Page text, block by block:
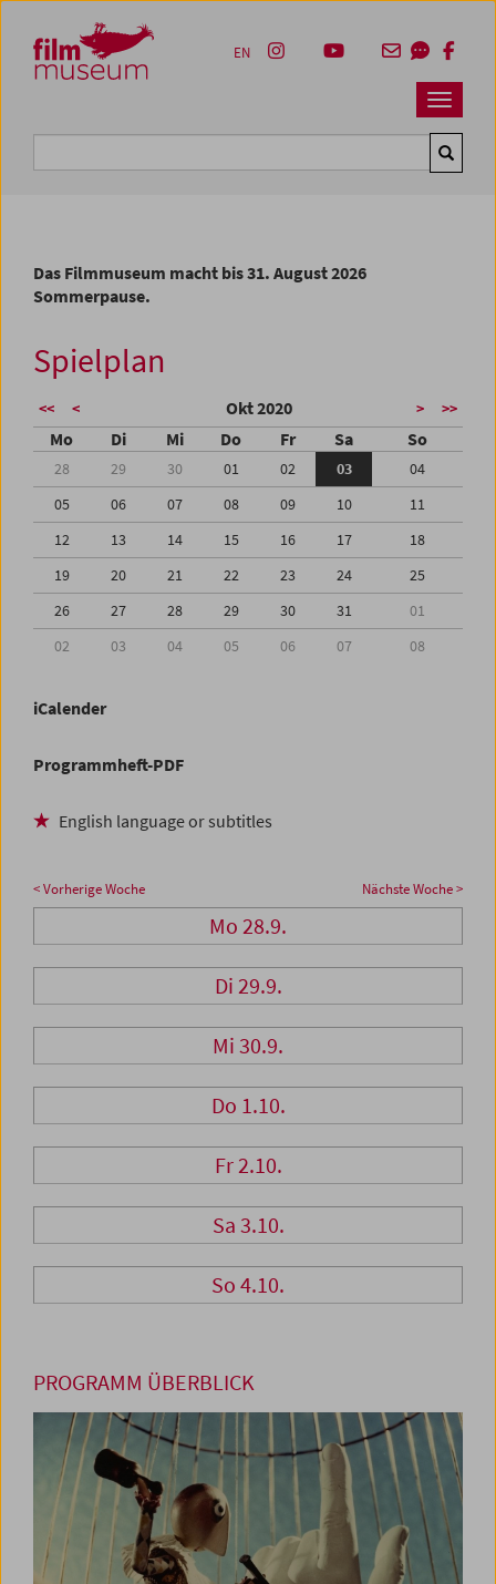
Zum Inhalt
Zum Hauptmenü
Zur Servicenavigation
Zum Suche
Navbar
EN
Das Filmmuseum macht bis 31. August 2026
Sommerpause.
Spielplan
<< < Okt 2020 > >>
Mo Di Mi Do Fr Sa So
28 29 30 01 02 03
04
05
06 07 08 09 10
11
12
13 14 15 16 17
18
19
20 21 22 23 24
25
26
27 28 29 30 31
01
02
03 04 05 06 07 08
iCalender
Programmheft-PDF
English language or subtitles
< Vorherige Woche Nächste Woche >
Mo 28.9.
Di 29.9.
Mi 30.9.
Do 1.10.
Fr 2.10.
Sa 3.10.
So 4.10.
PROGRAMM ÜBERBLICK